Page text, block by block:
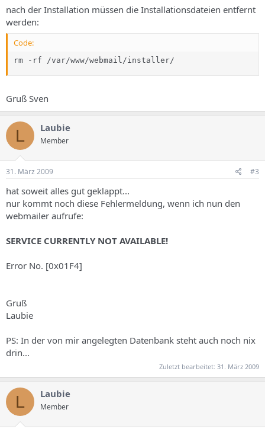
nach der Installation müssen die Installationsdateien entfernt
werden:
Code:
rm -rf /var/www/webmail/installer/
Gruß Sven
L Laubie
Member
31. März 2009 #3
hat soweit alles gut geklappt...
nur kommt noch diese Fehlermeldung, wenn ich nun den
webmailer aufrufe:
SERVICE CURRENTLY NOT AVAILABLE!
Error No. [0x01F4]
Gruß
Laubie
PS: In der von mir angelegten Datenbank steht auch noch nix
drin...
Zuletzt bearbeitet: 31. März 2009
L Laubie
Member